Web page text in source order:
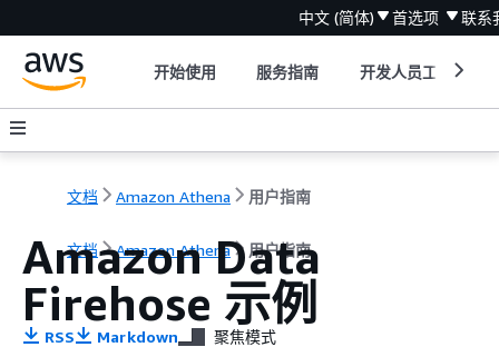
中文 (简体) 首选项 联系
开始使用 服务指南 开发人员工具
文档 Amazon Athena 用户指南
文档 Amazon Athena 用户指南
Amazon Data
Firehose 示例
RSS Markdown 聚焦模式